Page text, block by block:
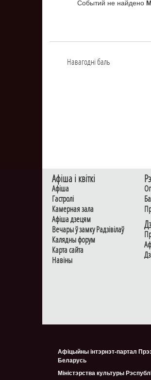
Событий не найдено
Навагоднi баль
Афiша i квiткi
Афiша
Гастролi
Камерная зала
Афiша дзецям
Вечары ў замку Радзiвiлаў
Калядны форум
Карта сайта
Навiны
Афіцыйны інтэрнэт-партал
Беларусь
Міністэрства культуры